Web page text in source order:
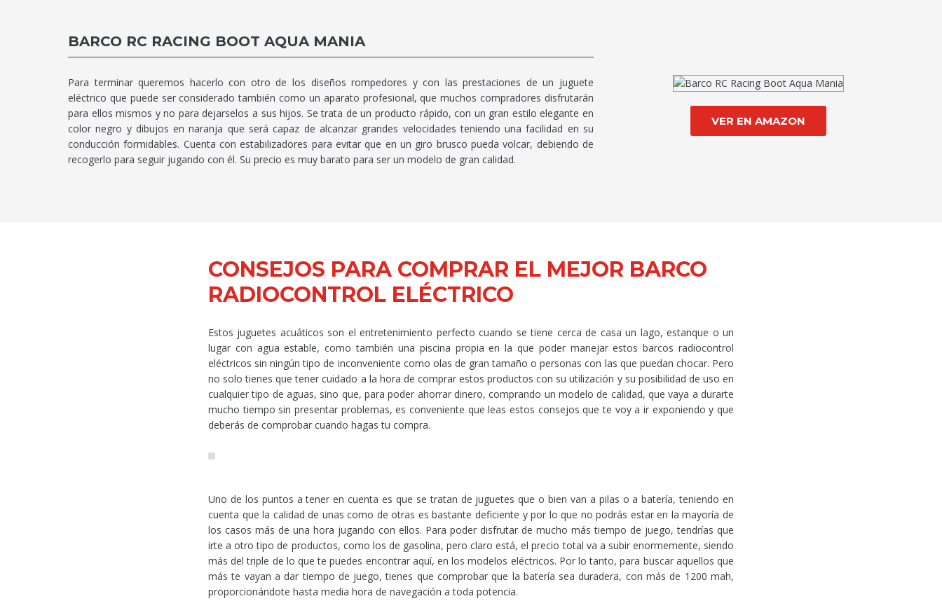
BARCO RC RACING BOOT AQUA MANIA
VER EN AMAZON
Para terminar queremos hacerlo con otro de los diseños rompedores y con las prestaciones de un juguete
eléctrico que puede ser considerado también como un aparato profesional, que muchos compradores disfrutarán
para ellos mismos y no para dejarselos a sus hijos. Se trata de un producto rápido, con un gran estilo elegante en
color negro y dibujos en naranja que será capaz de alcanzar grandes velocidades teniendo una facilidad en su
conducción formidables. Cuenta con estabilizadores para evitar que en un giro brusco pueda volcar, debiendo de
recogerlo para seguir jugando con él. Su precio es muy barato para ser un modelo de gran calidad.
CONSEJOS PARA COMPRAR EL MEJOR BARCO
RADIOCONTROL ELÉCTRICO
Estos juguetes acuáticos son el entretenimiento perfecto cuando se tiene cerca de casa un lago, estanque o un
lugar con agua estable, como también una piscina propia en la que poder manejar estos barcos radiocontrol
eléctricos sin ningún tipo de inconveniente como olas de gran tamaño o personas con las que puedan chocar. Pero
no solo tienes que tener cuidado a la hora de comprar estos productos con su utilización y su posibilidad de uso en
cualquier tipo de aguas, sino que, para poder ahorrar dinero, comprando un modelo de calidad, que vaya a durarte
mucho tiempo sin presentar problemas, es conveniente que leas estos consejos que te voy a ir exponiendo y que
deberás de comprobar cuando hagas tu compra.
Uno de los puntos a tener en cuenta es que se tratan de juguetes que o bien van a pilas o a batería, teniendo en
cuenta que la calidad de unas como de otras es bastante deficiente y por lo que no podrás estar en la mayoría de
los casos más de una hora jugando con ellos. Para poder disfrutar de mucho más tiempo de juego, tendrías que
irte a otro tipo de productos, como los de gasolina, pero claro está, el precio total va a subir enormemente, siendo
más del triple de lo que te puedes encontrar aquí, en los modelos eléctricos. Por lo tanto, para buscar aquellos que
más te vayan a dar tiempo de juego, tienes que comprobar que la batería sea duradera, con más de 1200 mah,
proporcionándote hasta media hora de navegación a toda potencia.